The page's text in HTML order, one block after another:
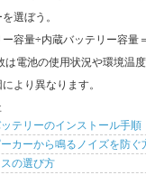
選ぼう。
ー容量÷内蔵バッテリー容量
電池の使用状況や環境温
より異なります。
テリーのインストール手順
カーから鳴るノイズを防ぐ
の選び方